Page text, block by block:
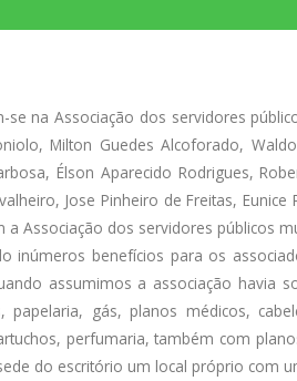
na Associação dos servidores
Milton Guedes Alcoforado,
Élson Aparecido Rodrigues,
Jose Pinheiro de Freitas,
Associação dos servidores públicos
inúmeros benefícios para os
assumimos a associação havia
papelaria, gás, planos médicos,
perfumaria, também com
do escritório um local próprio com